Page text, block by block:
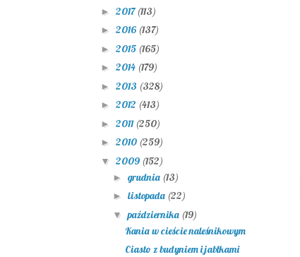
► 2017(113)
► 2016 (137)
► 2015 (165)
► 2014 (179)
► 2013 (328)
► 2012 (413)
► 2011 (250)
► 2010 (259)
▼ 2009 (152)
► grudnia (13)
► listopada (22)
▼października (19)
Kania w cieście naleśnikowym
Ciasto z budyniem i jabłkami